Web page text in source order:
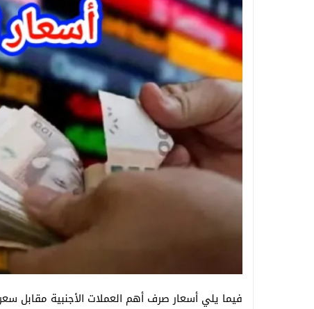
فيما يلي أسعار صرف أهم العملات الأجنبية مقابل